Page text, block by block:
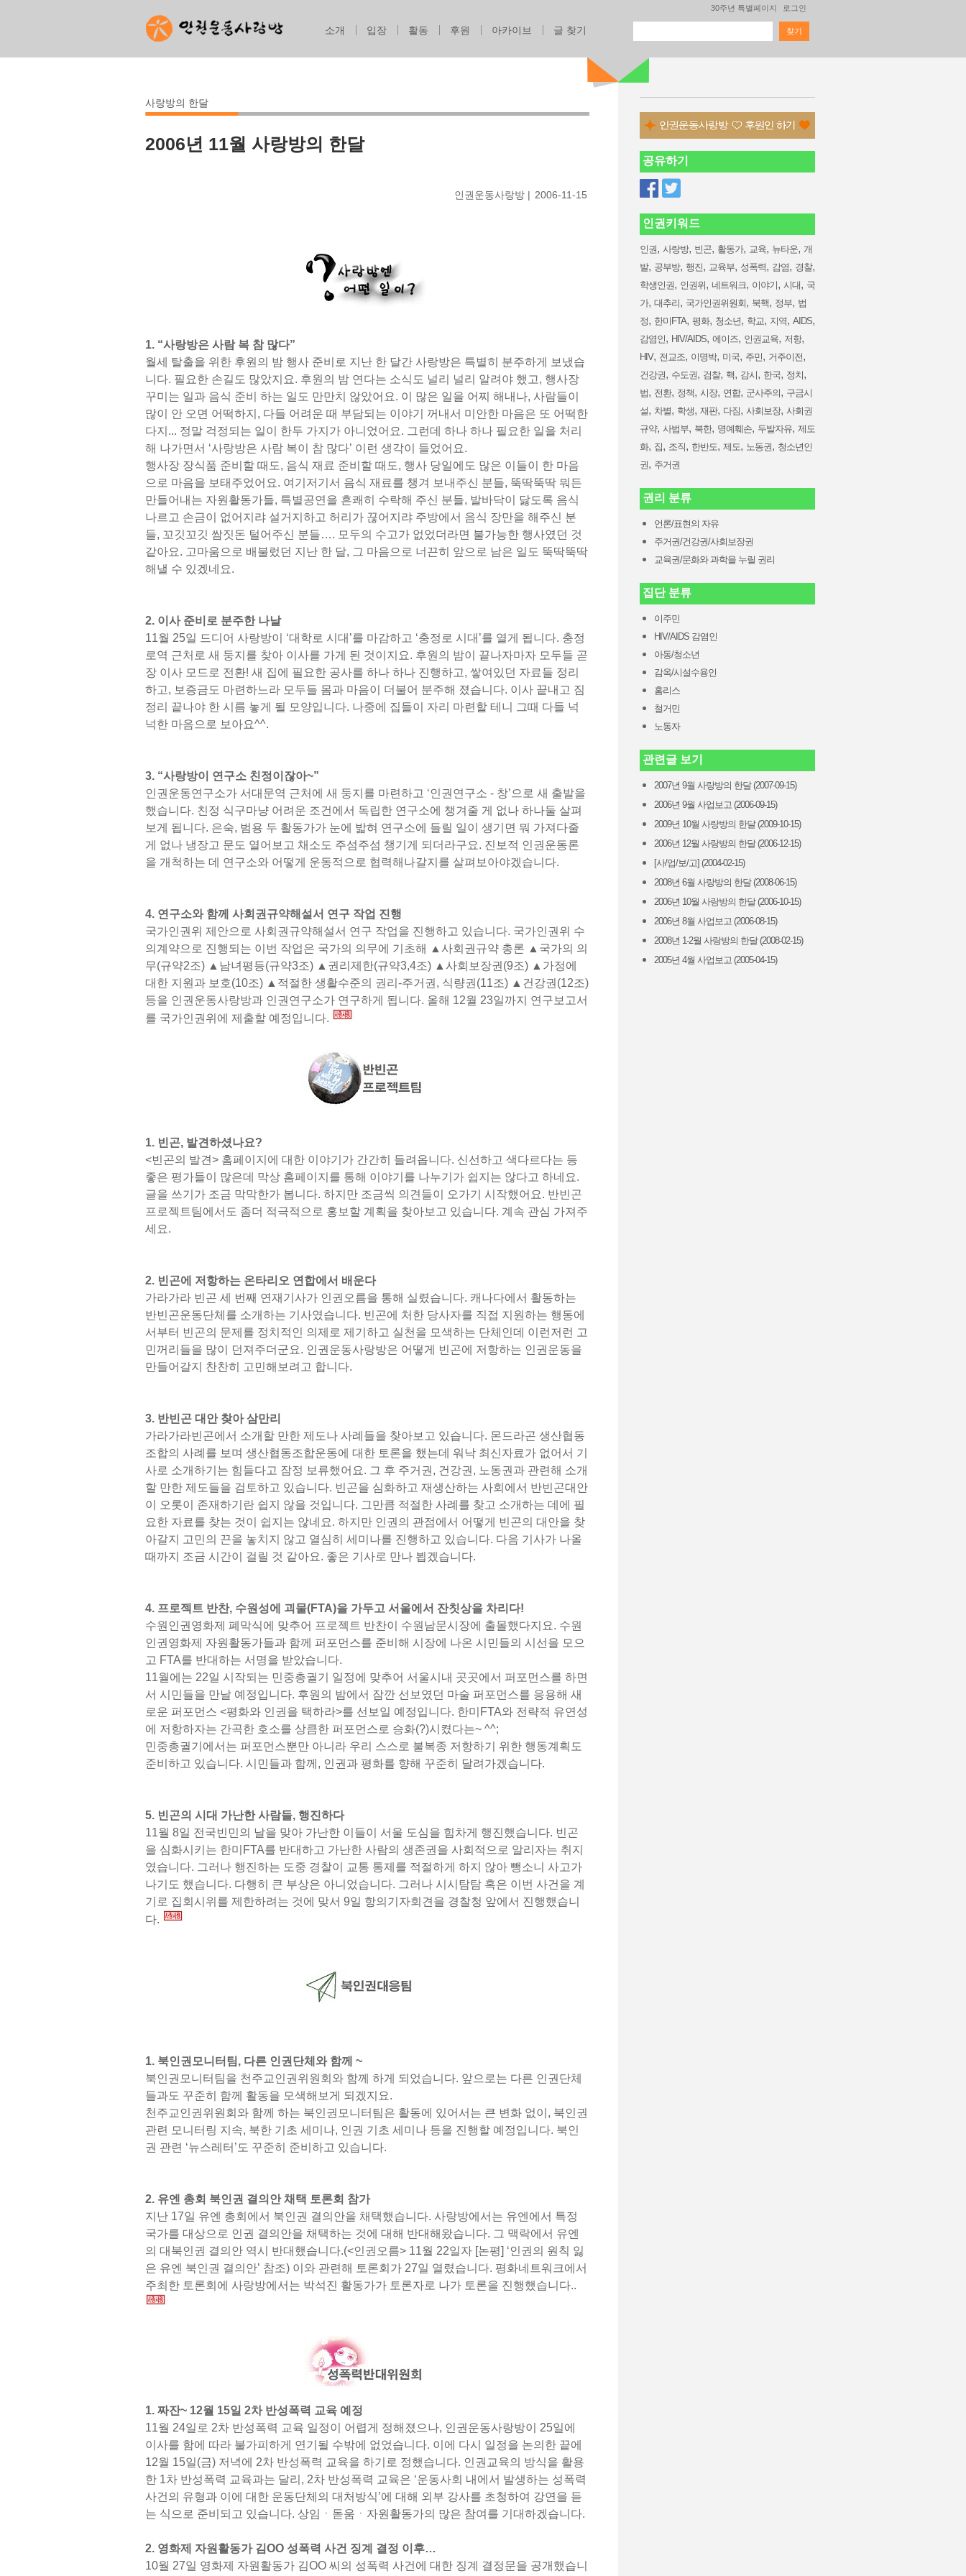
30주년 특별페이지 로그인
사랑방의 한달
2006년 11월 사랑방의 한달
인권운동사랑방 2006-11-15
1. “사랑방은 사람 복 참 많다”
월세 탈출을 위한 후원의 밤 행사 준비로 지난 한 달간 사랑방은 특별히 분주하게 보냈습
니다. 필요한 손길도 많았지요. 후원의 밤 연다는 소식도 널리 널리 알려야 했고, 행사장
꾸미는 일과 음식 준비 하는 일도 만만치 않았어요. 이 많은 일을 어찌 해내나, 사람들이
많이 안 오면 어떡하지, 다들 어려운 때 부담되는 이야기 꺼내서 미안한 마음은 또 어떡한
다지... 정말 걱정되는 일이 한두 가지가 아니었어요. 그런데 하나 하나 필요한 일을 처리
해 나가면서 ‘사랑방은 사람 복이 참 많다’ 이런 생각이 들었어요.
행사장 장식품 준비할 때도, 음식 재료 준비할 때도, 행사 당일에도 많은 이들이 한 마음
으로 마음을 보태주었어요. 여기저기서 음식 재료를 챙겨 보내주신 분들, 뚝딱뚝딱 뭐든
만들어내는 자원활동가들, 특별공연을 흔쾌히 수락해 주신 분들, 발바닥이 닳도록 음식
나르고 손금이 없어지랴 설거지하고 허리가 끊어지랴 주방에서 음식 장만을 해주신 분
들, 꼬깃꼬깃 쌈짓돈 털어주신 분들…. 모두의 수고가 없었더라면 불가능한 행사였던 것
같아요. 고마움으로 배불렀던 지난 한 달, 그 마음으로 너끈히 앞으로 남은 일도 뚝딱뚝딱
해낼 수 있겠네요.
2. 이사 준비로 분주한 나날
11월 25일 드디어 사랑방이 ‘대학로 시대’를 마감하고 ‘충정로 시대’를 열게 됩니다. 충정
로역 근처로 새 둥지를 찾아 이사를 가게 된 것이지요. 후원의 밤이 끝나자마자 모두들 곧
장 이사 모드로 전환! 새 집에 필요한 공사를 하나 하나 진행하고, 쌓여있던 자료들 정리
하고, 보증금도 마련하느라 모두들 몸과 마음이 더불어 분주해 졌습니다. 이사 끝내고 짐
정리 끝나야 한 시름 놓게 될 모양입니다. 나중에 집들이 자리 마련할 테니 그때 다들 넉
넉한 마음으로 보아요^^.
3. “사랑방이 연구소 친정이잖아~”
인권운동연구소가 서대문역 근처에 새 둥지를 마련하고 ‘인권연구소 - 창’으로 새 출발을
했습니다. 친정 식구마냥 어려운 조건에서 독립한 연구소에 챙겨줄 게 없나 하나둘 살펴
보게 됩니다. 은숙, 범용 두 활동가가 눈에 밟혀 연구소에 들릴 일이 생기면 뭐 가져다줄
게 없나 냉장고 문도 열어보고 채소도 주섬주섬 챙기게 되더라구요. 진보적 인권운동론
을 개척하는 데 연구소와 어떻게 운동적으로 협력해나갈지를 살펴보아야겠습니다.
4. 연구소와 함께 사회권규약해설서 연구 작업 진행
국가인권위 제안으로 사회권규약해설서 연구 작업을 진행하고 있습니다. 국가인권위 수
의계약으로 진행되는 이번 작업은 국가의 의무에 기초해 ▲사회권규약 총론 ▲국가의 의
무(규약2조) ▲남녀평등(규약3조) ▲권리제한(규약3,4조) ▲사회보장권(9조) ▲가정에
대한 지원과 보호(10조) ▲적절한 생활수준의 권리-주거권, 식량권(11조) ▲건강권(12조)
등을 인권운동사랑방과 인권연구소가 연구하게 됩니다. 올해 12월 23일까지 연구보고서
를 국가인권위에 제출할 예정입니다.
1. 빈곤, 발견하셨나요?
<빈곤의 발견> 홈페이지에 대한 이야기가 간간히 들려옵니다. 신선하고 색다르다는 등
좋은 평가들이 많은데 막상 홈페이지를 통해 이야기를 나누기가 쉽지는 않다고 하네요.
글을 쓰기가 조금 막막한가 봅니다. 하지만 조금씩 의견들이 오가기 시작했어요. 반빈곤
프로젝트팀에서도 좀더 적극적으로 홍보할 계획을 찾아보고 있습니다. 계속 관심 가져주
세요.
2. 빈곤에 저항하는 온타리오 연합에서 배운다
가라가라 빈곤 세 번째 연재기사가 인권오름을 통해 실렸습니다. 캐나다에서 활동하는
반빈곤운동단체를 소개하는 기사였습니다. 빈곤에 처한 당사자를 직접 지원하는 행동에
서부터 빈곤의 문제를 정치적인 의제로 제기하고 실천을 모색하는 단체인데 이런저런 고
민꺼리들을 많이 던져주더군요. 인권운동사랑방은 어떻게 빈곤에 저항하는 인권운동을
만들어갈지 찬찬히 고민해보려고 합니다.
3. 반빈곤 대안 찾아 삼만리
가라가라빈곤에서 소개할 만한 제도나 사례들을 찾아보고 있습니다. 몬드라곤 생산협동
조합의 사례를 보며 생산협동조합운동에 대한 토론을 했는데 워낙 최신자료가 없어서 기
사로 소개하기는 힘들다고 잠정 보류했어요. 그 후 주거권, 건강권, 노동권과 관련해 소개
할 만한 제도들을 검토하고 있습니다. 빈곤을 심화하고 재생산하는 사회에서 반빈곤대안
이 오롯이 존재하기란 쉽지 않을 것입니다. 그만큼 적절한 사례를 찾고 소개하는 데에 필
요한 자료를 찾는 것이 쉽지는 않네요. 하지만 인권의 관점에서 어떻게 빈곤의 대안을 찾
아갈지 고민의 끈을 놓치지 않고 열심히 세미나를 진행하고 있습니다. 다음 기사가 나올
때까지 조금 시간이 걸릴 것 같아요. 좋은 기사로 만나 뵙겠습니다.
4. 프로젝트 반찬, 수원성에 괴물(FTA)을 가두고 서울에서 잔칫상을 차리다!
수원인권영화제 폐막식에 맞추어 프로젝트 반찬이 수원남문시장에 출몰했다지요. 수원
인권영화제 자원활동가들과 함께 퍼포먼스를 준비해 시장에 나온 시민들의 시선을 모으
고 FTA를 반대하는 서명을 받았습니다.
11월에는 22일 시작되는 민중총궐기 일정에 맞추어 서울시내 곳곳에서 퍼포먼스를 하면
서 시민들을 만날 예정입니다. 후원의 밤에서 잠깐 선보였던 마술 퍼포먼스를 응용해 새
로운 퍼포먼스 <평화와 인권을 택하라>를 선보일 예정입니다. 한미FTA와 전략적 유연성
에 저항하자는 간곡한 호소를 상큼한 퍼포먼스로 승화(?)시켰다는~ ^^;
민중총궐기에서는 퍼포먼스뿐만 아니라 우리 스스로 불복종 저항하기 위한 행동계획도
준비하고 있습니다. 시민들과 함께, 인권과 평화를 향해 꾸준히 달려가겠습니다.
5. 빈곤의 시대 가난한 사람들, 행진하다
11월 8일 전국빈민의 날을 맞아 가난한 이들이 서울 도심을 힘차게 행진했습니다. 빈곤
을 심화시키는 한미FTA를 반대하고 가난한 사람의 생존권을 사회적으로 알리자는 취지
였습니다. 그러나 행진하는 도중 경찰이 교통 통제를 적절하게 하지 않아 뺑소니 사고가
나기도 했습니다. 다행히 큰 부상은 아니었습니다. 그러나 시시탐탐 혹은 이번 사건을 계
기로 집회시위를 제한하려는 것에 맞서 9일 항의기자회견을 경찰청 앞에서 진행했습니
다.
1. 북인권모니터팀, 다른 인권단체와 함께 ~
북인권모니터팀을 천주교인권위원회와 함께 하게 되었습니다. 앞으로는 다른 인권단체
들과도 꾸준히 함께 활동을 모색해보게 되겠지요.
천주교인권위원회와 함께 하는 북인권모니터팀은 활동에 있어서는 큰 변화 없이, 북인권
관련 모니터링 지속, 북한 기초 세미나, 인권 기초 세미나 등을 진행할 예정입니다. 북인
권 관련 ‘뉴스레터’도 꾸준히 준비하고 있습니다.
2. 유엔 총회 북인권 결의안 채택 토론회 참가
지난 17일 유엔 총회에서 북인권 결의안을 채택했습니다. 사랑방에서는 유엔에서 특정
국가를 대상으로 인권 결의안을 채택하는 것에 대해 반대해왔습니다. 그 맥락에서 유엔
의 대북인권 결의안 역시 반대했습니다.(<인권오름> 11월 22일자 [논평] ‘인권의 원칙 잃
은 유엔 북인권 결의안’ 참조) 이와 관련해 토론회가 27일 열렸습니다. 평화네트워크에서
주최한 토론회에 사랑방에서는 박석진 활동가가 토론자로 나가 토론을 진행했습니다..
1. 짜잔~ 12월 15일 2차 반성폭력 교육 예정
11월 24일로 2차 반성폭력 교육 일정이 어렵게 정해졌으나, 인권운동사랑방이 25일에
이사를 함에 따라 불가피하게 연기될 수밖에 없었습니다. 이에 다시 일정을 논의한 끝에
12월 15일(금) 저녁에 2차 반성폭력 교육을 하기로 정했습니다. 인권교육의 방식을 활용
한 1차 반성폭력 교육과는 달리, 2차 반성폭력 교육은 ‘운동사회 내에서 발생하는 성폭력
사건의 유형과 이에 대한 운동단체의 대처방식’에 대해 외부 강사를 초청하여 강연을 듣
는 식으로 준비되고 있습니다. 상임ㆍ돋움ㆍ자원활동가의 많은 참여를 기대하겠습니다.
2. 영화제 자원활동가 김OO 성폭력 사건 징계 결정 이후…
10월 27일 영화제 자원활동가 김OO 씨의 성폭력 사건에 대한 징계 결정문을 공개했습니
검색 폼
소개 입장 활동 후원 아카이브 글 찾기
공유하기
인권키워드
인권, 사랑방, 빈곤, 활동가, 교육, 뉴타운, 개
발, 공부방, 행진, 교육부, 성폭력, 감염, 경찰,
학생인권, 인권위, 네트워크, 이야기, 시대, 국
가, 대추리, 국가인권위원회, 북핵, 정부, 법
정, 한미FTA, 평화, 청소년, 학교, 지역, AIDS,
감염인, HIV/AIDS, 에이즈, 인권교육, 저항,
HIV, 전교조, 이명박, 미국, 주민, 거주이전,
건강권, 수도권, 검찰, 핵, 감시, 한국, 정치,
법, 전환, 정책, 시장, 연합, 군사주의, 구금시
설, 차별, 학생, 재판, 다짐, 사회보장, 사회권
규약, 사법부, 북한, 명예훼손, 두발자유, 제도
화, 집, 조직, 한반도, 제도, 노동권, 청소년인
권, 주거권
권리 분류
언론/표현의 자유
주거권/건강권/사회보장권
교육권/문화와 과학을 누릴 권리
집단 분류
이주민
HIV/AIDS 감염인
아동/청소년
감옥/시설수용인
홈리스
철거민
노동자
관련글 보기
2007년 9월 사랑방의 한달 (2007-09-15)
2006년 9월 사업보고 (2006-09-15)
2009년 10월 사랑방의 한달 (2009-10-15)
2006년 12월 사랑방의 한달 (2006-12-15)
[사/업/보/고] (2004-02-15)
2008년 6월 사랑방의 한달 (2008-06-15)
2006년 10월 사랑방의 한달 (2006-10-15)
2006년 8월 사업보고 (2006-08-15)
2008년 1-2월 사랑방의 한달 (2008-02-15)
2005년 4월 사업보고 (2005-04-15)